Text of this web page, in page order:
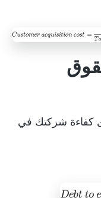
كفاءة شركتك في